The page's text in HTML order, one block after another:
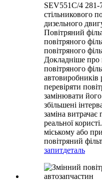
SEV551C/4 281-
стільникового
дизельного
Повітряний
повітряного
повітряного
Докладніше про
повітряного
автовиробників
перевіряти
замінювати
збільшені
заміна
реальної
міському або
повітряний
запитдеталь